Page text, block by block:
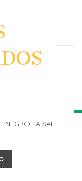
NEGRO LA SAL